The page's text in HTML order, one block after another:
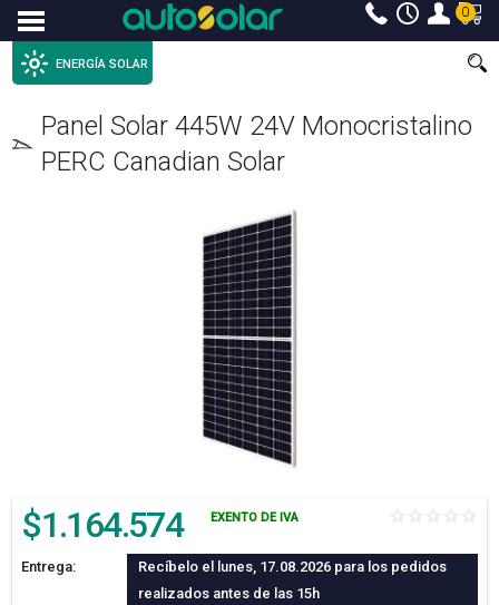
Menu 0
ENERGÍA SOLAR
Panel Solar 445W 24V Monocristalino
PERC Canadian Solar
$1.164.574 EXENTO DE IVA
Entrega:
Recíbelo el lunes, 17.08.2026 para los pedidos
realizados antes de las 15h